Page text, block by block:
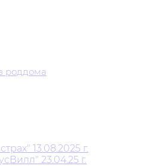
роддома
13.08.2025 г.
23.04.25 г.